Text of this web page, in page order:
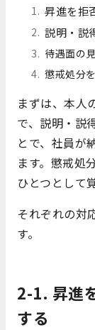
昇進を拒
説明・説
待遇面の
懲戒処分
まずは、本人
で、説明・説
とで、社員が
ます。懲戒処
ひとつとして
それぞれの対
す。
2-1. 昇進
する